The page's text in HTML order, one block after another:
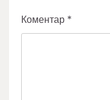
Коментар *